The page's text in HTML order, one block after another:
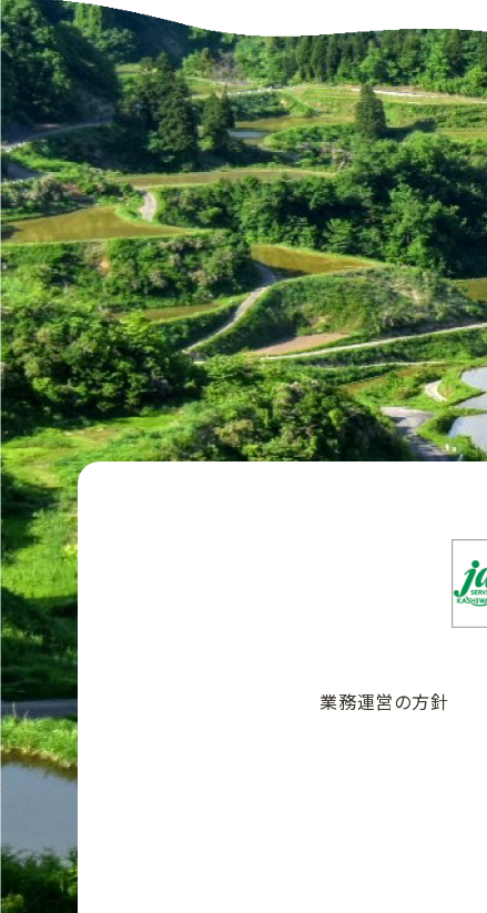
業務運営の方針